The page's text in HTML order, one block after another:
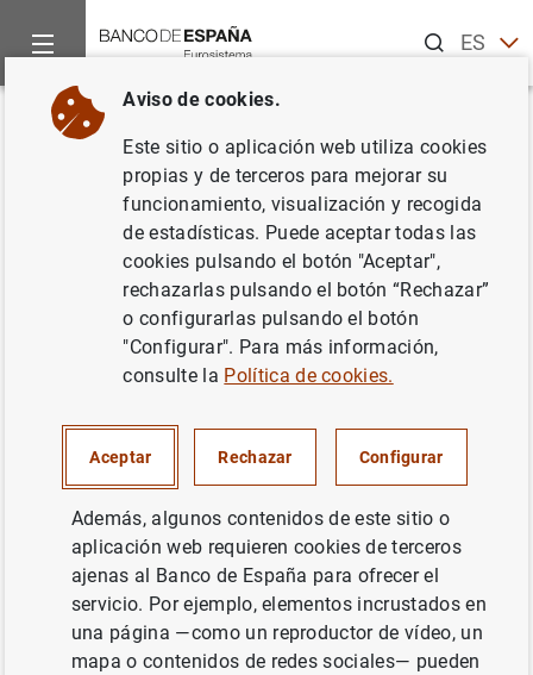
ESEN
Inicio Noticias y eventos
Volver
Balanza de pagos mensual de la
zona del euro: abril de 2019
SITUACIÓN ECONÓMICA
Balanza de pagos mensual de la zona del
euro: abril de 2019 (551KB)
Aviso de cookies.
Este sitio o aplicación web utiliza cookies
propias y de terceros para mejorar su
funcionamiento, visualización y recogida
de estadísticas. Puede aceptar todas las
cookies pulsando el botón "Aceptar",
rechazarlas pulsando el botón “Rechazar”
o configurarlas pulsando el botón
"Configurar". Para más información,
consulte la Política de cookies.
Aceptar Rechazar Configurar
Además, algunos contenidos de este sitio o
aplicación web requieren cookies de terceros
ajenas al Banco de España para ofrecer el
servicio. Por ejemplo, elementos incrustados en
una página —como un reproductor de vídeo, un
mapa o contenidos de redes sociales— pueden